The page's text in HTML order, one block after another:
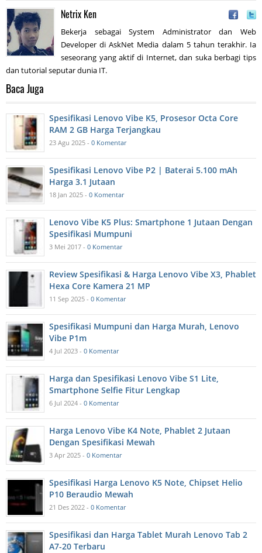
Netrix Ken
Bekerja sebagai System Administrator dan Web
Developer di AskNet Media dalam 5 tahun terakhir. Ia
seseorang yang aktif di Internet, dan suka berbagi tips
dan tutorial seputar dunia IT.
Baca Juga
Spesifikasi Lenovo Vibe K5, Prosesor Octa Core
RAM 2 GB Harga Terjangkau
23 Agu 2025 - 0 Komentar
Spesifikasi Lenovo Vibe P2 | Baterai 5.100 mAh
Harga 3.1 Jutaan
18 Jan 2025 - 0 Komentar
Lenovo Vibe K5 Plus: Smartphone 1 Jutaan Dengan
Spesifikasi Mumpuni
3 Mei 2017 - 0 Komentar
Review Spesifikasi & Harga Lenovo Vibe X3, Phablet
Hexa Core Kamera 21 MP
11 Sep 2025 - 0 Komentar
Spesifikasi Mumpuni dan Harga Murah, Lenovo
Vibe P1m
4 Jul 2023 - 0 Komentar
Harga dan Spesifikasi Lenovo Vibe S1 Lite,
Smartphone Selfie Fitur Lengkap
6 Jul 2024 - 0 Komentar
Harga Lenovo Vibe K4 Note, Phablet 2 Jutaan
Dengan Spesifikasi Mewah
3 Apr 2025 - 0 Komentar
Spesifikasi Harga Lenovo K5 Note, Chipset Helio
P10 Beraudio Mewah
21 Des 2022 - 0 Komentar
Spesifikasi dan Harga Tablet Murah Lenovo Tab 2
A7-20 Terbaru